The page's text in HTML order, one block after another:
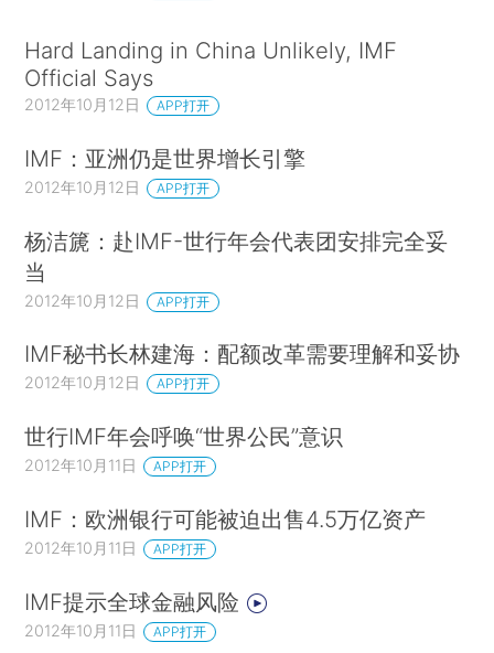
Hard Landing in China Unlikely, IMF
Official Says
2012年10月12日 APP打开
IMF：亚洲仍是世界增长引擎
2012年10月12日 APP打开
杨洁篪：赴IMF-世行年会代表团安排完全妥
当
2012年10月12日 APP打开
IMF秘书长林建海：配额改革需要理解和妥协
2012年10月12日 APP打开
世行IMF年会呼唤“世界公民”意识
2012年10月11日 APP打开
IMF：欧洲银行可能被迫出售4.5万亿资产
2012年10月11日 APP打开
IMF提示全球金融风险
2012年10月11日 APP打开